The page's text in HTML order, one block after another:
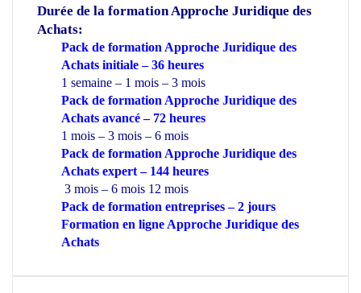
Durée de la formationApproche Juridique des
Achats:
Pack de formation Approche Juridique des
Achats initiale – 36 heures
1 semaine – 1 mois – 3 mois
Pack de formation Approche Juridique des
Achats avancé – 72 heures
1 mois – 3 mois – 6 mois
Pack de formation Approche Juridique des
Achats expert – 144 heures
3 mois – 6 mois 12 mois
Pack de formation entreprises– 2 jours
Formation en ligne Approche Juridique des
Achats